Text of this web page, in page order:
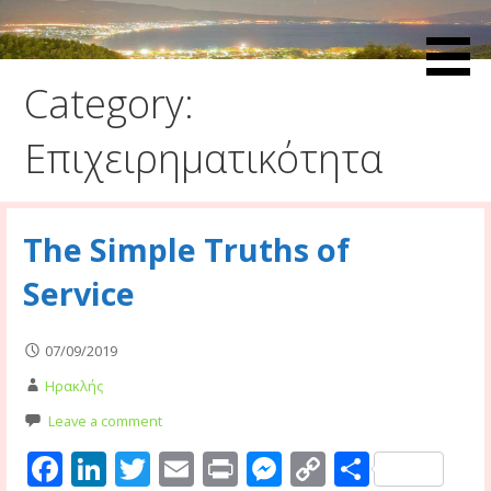
Skip
to Ευ Ζην Blog
Ευ Ζην Blog
Category:
Επιχειρηματικότητα
The Simple Truths of
Service
07/09/2019
Ηρακλής
Leave a comment
F Li T E PrM C S